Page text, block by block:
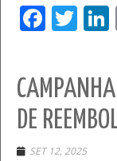
DE
SET 12, 2025